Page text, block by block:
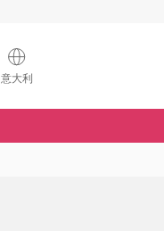
意大利